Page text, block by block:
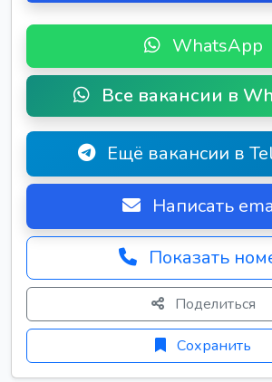
WhatsApp
Все вакансии в
Ещё вакансии в
Написать
Показать
Поделиться
Сохранить